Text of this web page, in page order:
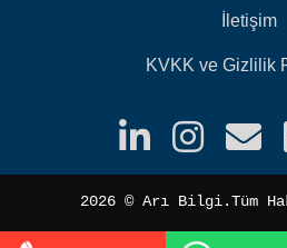
İletişim
KVKK ve Gizlilik
2026 ©️ Arı Bilgi.Tüm